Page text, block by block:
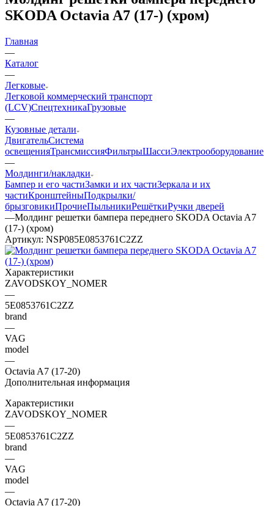
SKODA Octavia A7 (17-) (хром)
Главная
—
Каталог
—
Легковые
Легковой коммерческий транспорт
(LCV)СпецтехникаГрузовые
—
Кузовные детали
ДвигательСистема
освещенияТрансмиссияФильтрыШассиЭлектрооборудование
—
Молдинги/накладки
Бампер и его частиЗамки и их частиЗеркала и их
частиКронштейныПодкрылки/
брызговикиПрочиеПыльникиРешёткиРучки дверей
—Молдинг решетки бампера переднего SKODA Octavia A7
(17-) (хром)
Артикул: NSP085E0853761C2ZZ
Характеристики
ZAVODSKOY_NOMER
—
5E0853761C2ZZ
brand
—
VAG
model
—
Octavia A7 (17-20)
Дополнительная информация
Характеристики
ZAVODSKOY_NOMER
—
5E0853761C2ZZ
brand
—
VAG
model
—
Octavia A7 (17-20)